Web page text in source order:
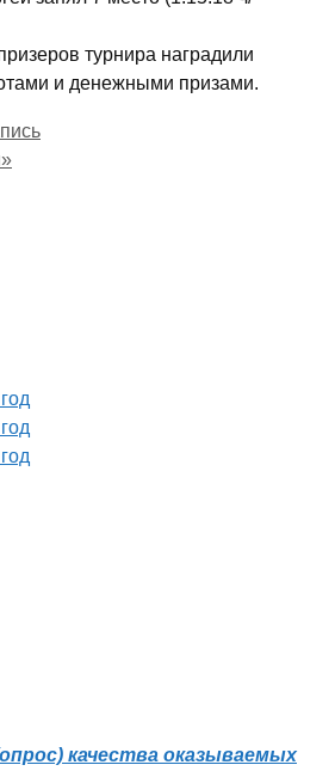
турнира наградили
и денежными призами.
качества оказываемых